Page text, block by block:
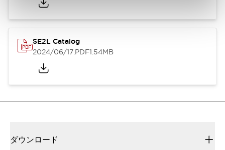
SE2L Catalog
2024/06/17.PDF1.54MB
ダウンロード